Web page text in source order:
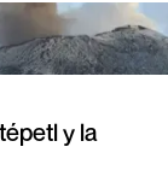
y la